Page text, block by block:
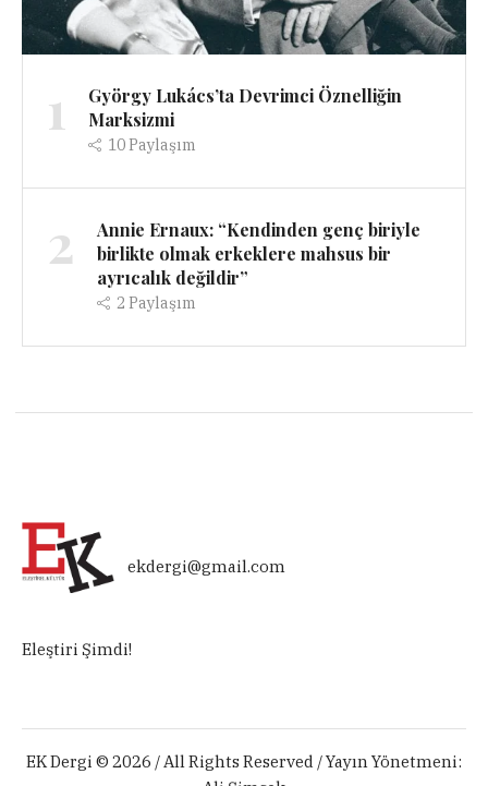
1
György Lukács’ta Devrimci Öznelliğin
Marksizmi
10Paylaşım
2
Annie Ernaux: “Kendinden genç biriyle
birlikte olmak erkeklere mahsus bir
ayrıcalık değildir”
2 Paylaşım
ekdergi@gmail.com
Eleştiri Şimdi!
EK Dergi © 2026 / All Rights Reserved / Yayın Yönetmeni: